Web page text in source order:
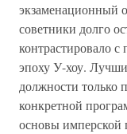
экзаменационный
советники долго
контрастировало
эпоху У-хоу.
должности только
конкретной
основы имперской